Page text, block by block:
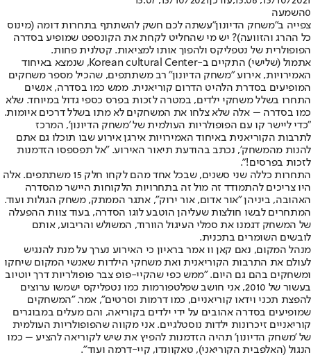
0השמעה
צפייה ב"משחק הדיונון"עשתה לכם חשק להשתתף בתחרות דומה (מינוס
כל ההרג והזוועה)? יש מי שהחליט לקחת את הקונספט שמופיע בסדרה
הפופולרית של נטפליקס ולהפוך אותו למציאות. קטלנית פחות.
אתמול (שלישי) התקיים ב-Korean cultural Center, שנמצא באיחוד
האמירויות, אירוע "משחק הדיונון" רב משתתפים, שהכיל מספר משחקים
המופיעים בסדרת הלהיט הדרום קוריאנית. ממש כמו בסדרה, אנשים
התחרו בשלל משחקי ילדים, במטרה לזכות בפרס כספי גדול במיוחד. שלא
כמו בסדרה – אלה שלא צלחו את המשחקים לא מתו בשלל דרכים איומות.
"כדי ליישר קו עם הפופולריות העולמית של 'משחק הדיונון', המרכז
לתרבות הקוריאנית באיחוד האמירויות אירגן אירוע שבו תוכלו גם אתם
להנות מהמשחק', נכתב בהודעת תיאור האירוע. "אל תפספסו הזדמנות
לזכות בפרסים!".
התחרות כללה שני סשנים, שבכל אחד מהם לקחו חלק 15 משתתפים. אלה
היו צריכים להתמודד זה מול זה בתחרויות הלקוחות היישר מהסדרה
האהובה, ביניהן "אור אדום, אור ירוק", אתגר הממתק, משחק הגולות ועוד.
המתחרים לבשו חולצות שעליהן הוטבע לוגו הסדרה, בעוד צוות ההפעלה
של המשחק דגמנו את סמלי העיגול הוורוד, המשולש והריבוע, אותם
לובשים השומרים בתכנית.
מנהל המקום, נאם קאן וו אמר בראיון כי האירוע נערך על מנת להנגיש
לעולם את התרבות הקוריאנית ואת משחקי הילדות שאנשי המקום שיחקו
ומשחקים בהם גם היום. "ממש כפי שהקיי-פופ צבר פופולריות דרך יוטיוב
בעשור של 2010, אני חושב שפלטפורמות כמו נטפליקס ישמשו ערוצים
להפצת תכני וידאו קוריאניים, כמו דרמות וסרטים", אמר. "המשחקים
שמופיעים בסדרה אהובים על ידי ילדים בקוריאה, והם מעלים במבוגרים
קוריאניים זיכרונות ילדות נוסטלגיים. אני מקווה שהפופולריות העולמית
של 'משחק הדיונון' תהיה הזדמנות להפיץ את שיש לקוריאה להציע – כמו
הנגול (האלפבית הקוריאני), טאקוונדו, קיי-דרמה ועוד".